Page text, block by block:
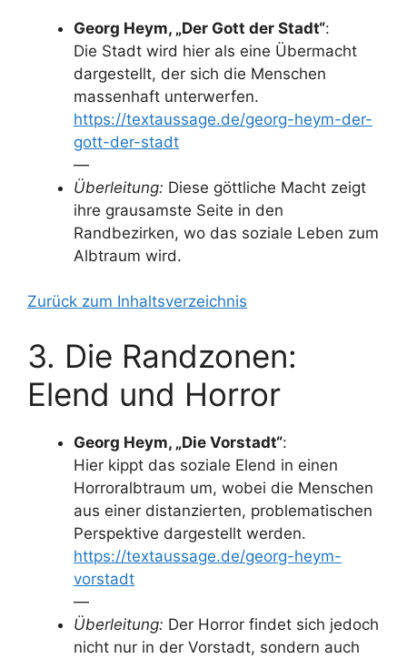
Georg Heym, „Der Gott der Stadt“:
Die Stadt wird hier als eine Übermacht
dargestellt, der sich die Menschen
massenhaft unterwerfen.
https://textaussage.de/georg-heym-der-
gott-der-stadt
—
Überleitung: Diese göttliche Macht zeigt
ihre grausamste Seite in den
Randbezirken, wo das soziale Leben zum
Albtraum wird.
Zurück zum Inhaltsverzeichnis
3. Die Randzonen:
Elend und Horror
Georg Heym, „Die Vorstadt“:
Hier kippt das soziale Elend in einen
Horroralbtraum um, wobei die Menschen
aus einer distanzierten, problematischen
Perspektive dargestellt werden.
https://textaussage.de/georg-heym-
vorstadt
—
Überleitung: Der Horror findet sich jedoch
nicht nur in der Vorstadt, sondern auch